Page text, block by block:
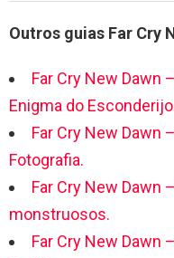
Outros guias Far Cry
Far Cry New Dawn
Enigma do
Far Cry New Dawn
Fotografia.
Far Cry New Dawn
monstruosos.
Far Cry New Dawn